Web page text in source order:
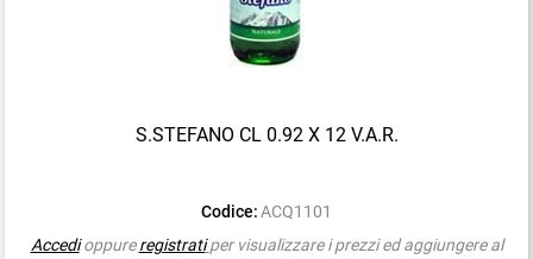
S.STEFANO CL 0.92 X 12 V.A.R.
Codice: ACQ1101
Accedioppureregistrati per visualizzare i prezzi ed aggiungere al